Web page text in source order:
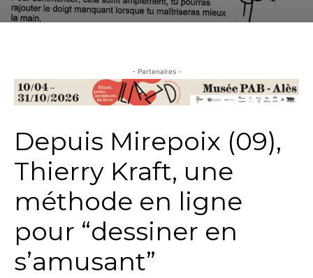
- Partenaires -
Depuis Mirepoix (09),
Thierry Kraft, une
méthode en ligne
pour “dessiner en
s’amusant”